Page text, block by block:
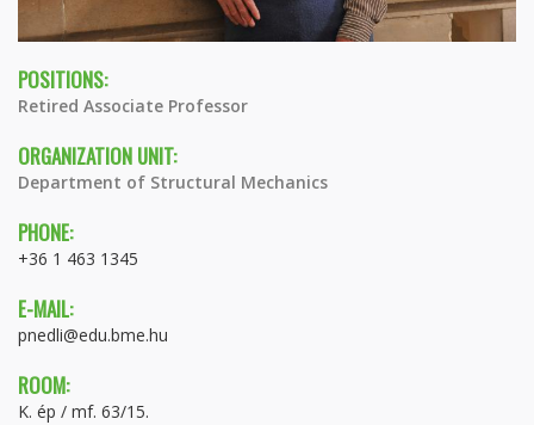
POSITIONS:
Retired Associate Professor
ORGANIZATION UNIT:
Department of Structural Mechanics
PHONE:
+36 1 463 1345
E-MAIL:
pnedli@edu.bme.hu
ROOM:
K. ép / mf. 63/15.